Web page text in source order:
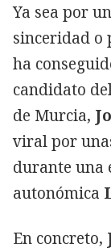
Ya sea por
sinceridad o
ha
candidato
de Murcia,
viral por
durante una
autonómica
En concreto,